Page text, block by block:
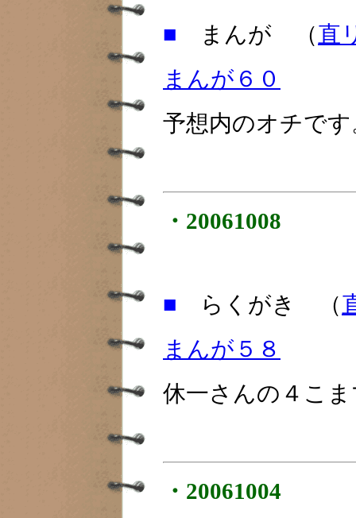
■ まんが （直
まんが６０
予想内のオチです
・20061008
■ らくがき （
まんが５８
休一さんの４こ
・20061004